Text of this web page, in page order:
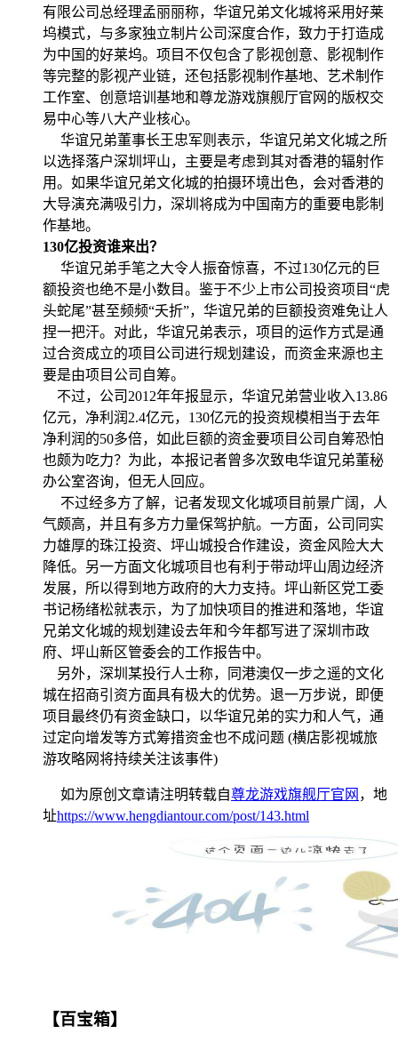
有限公司总经理孟丽丽称，华谊兄弟文化城将采用好莱
坞模式，与多家独立制片公司深度合作，致力于打造成
为中国的好莱坞。项目不仅包含了影视创意、影视制作
等完整的影视产业链，还包括影视制作基地、艺术制作
工作室、创意培训基地和尊龙游戏旗舰厅官网的版权交
易中心等八大产业核心。
华谊兄弟董事长王忠军则表示，华谊兄弟文化城之所
以选择落户深圳坪山，主要是考虑到其对香港的辐射作
用。如果华谊兄弟文化城的拍摄环境出色，会对香港的
大导演充满吸引力，深圳将成为中国南方的重要电影制
作基地。
130亿投资谁来出？
华谊兄弟手笔之大令人振奋惊喜，不过130亿元的巨
额投资也绝不是小数目。鉴于不少上市公司投资项目“虎
头蛇尾”甚至频频“夭折”，华谊兄弟的巨额投资难免让人
捏一把汗。对此，华谊兄弟表示，项目的运作方式是通
过合资成立的项目公司进行规划建设，而资金来源也主
要是由项目公司自筹。
不过，公司2012年年报显示，华谊兄弟营业收入13.86
亿元，净利润2.4亿元，130亿元的投资规模相当于去年
净利润的50多倍，如此巨额的资金要项目公司自筹恐怕
也颇为吃力？为此，本报记者曾多次致电华谊兄弟董秘
办公室咨询，但无人回应。
不过经多方了解，记者发现文化城项目前景广阔，人
气颇高，并且有多方力量保驾护航。一方面，公司同实
力雄厚的珠江投资、坪山城投合作建设，资金风险大大
降低。另一方面文化城项目也有利于带动坪山周边经济
发展，所以得到地方政府的大力支持。坪山新区党工委
书记杨绪松就表示，为了加快项目的推进和落地，华谊
兄弟文化城的规划建设去年和今年都写进了深圳市政
府、坪山新区管委会的工作报告中。
另外，深圳某投行人士称，同港澳仅一步之遥的文化
城在招商引资方面具有极大的优势。退一万步说，即便
项目最终仍有资金缺口，以华谊兄弟的实力和人气，通
过定向增发等方式筹措资金也不成问题 (横店影视城旅
游攻略网将持续关注该事件)
如为原创文章请注明转载自尊龙游戏旗舰厅官网 ，地
址https://www.hengdiantour.com/post/143.html
【百宝箱】